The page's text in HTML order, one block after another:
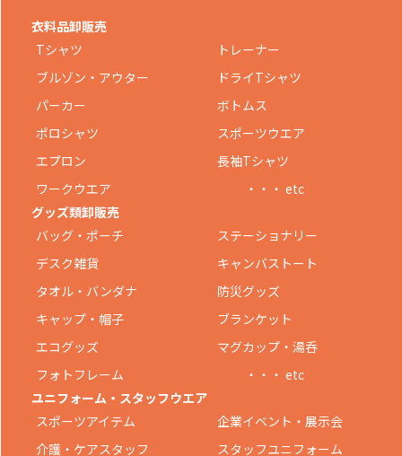
衣料品卸販売
Tシャツ
トレーナー
ブルゾン・アウター
ドライTシャツ
パーカー
ボトムス
ポロシャツ
スポーツウエア
エプロン
長袖Tシャツ
ワークウエア
・・・ etc
グッズ類卸販売
バッグ・ポーチ
ステーショナリー
デスク雑貨
キャンバストート
タオル・バンダナ
防災グッズ
キャップ・帽子
ブランケット
エコグッズ
マグカップ・湯呑
フォトフレーム
・・・ etc
ユニフォーム・スタッフウエア
スポーツアイテム
企業イベント・展示会
介護・ケアスタッフ
スタッフユニフォーム